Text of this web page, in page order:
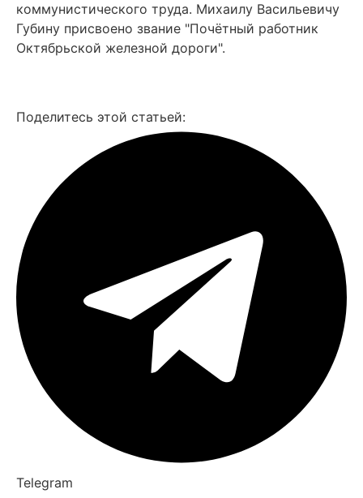
коммунистического труда. Михаилу Васильевичу
Губину присвоено звание "Почётный работник
Октябрьской железной дороги".
Поделитесь этой статьей:
Telegram